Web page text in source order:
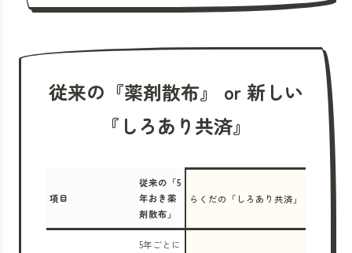
従来の『薬剤散布』 or 新しい
『しろあり共済』
項目
従来の「5
年おき薬
剤散布」
らくだの「しろあり共済」
5年ごとに